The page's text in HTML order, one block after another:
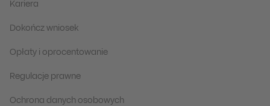
Kariera
Dokończ wniosek
Opłaty i oprocentowanie
Regulacje prawne
Ochrona danych osobowych